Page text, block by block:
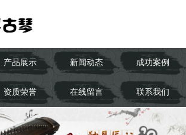
产品展示 新闻动态 成功案例
资质荣誉 在线留言 联系我们